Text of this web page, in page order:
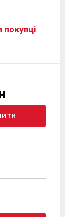
покупці